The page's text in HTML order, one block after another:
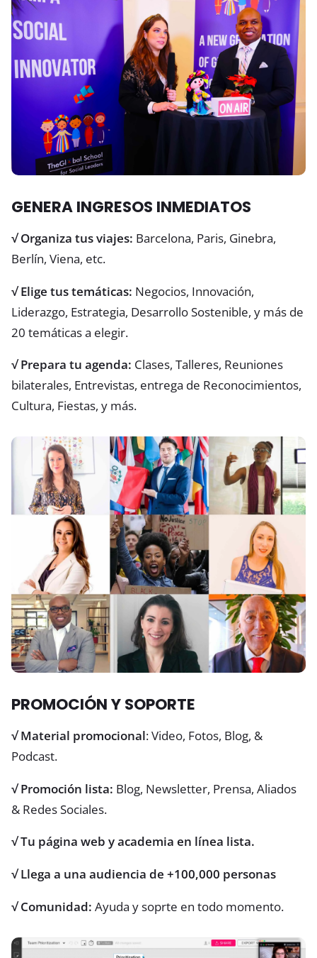
GENERA INGRESOS INMEDIATOS
√ Organiza tus viajes: Barcelona, Paris, Ginebra,
Berlín, Viena, etc.
√ Elige tus temáticas: Negocios, Innovación,
Liderazgo, Estrategia, Desarrollo Sostenible, y más de
20 temáticas a elegir.
√ Prepara tu agenda: Clases, Talleres, Reuniones
bilaterales, Entrevistas, entrega de Reconocimientos,
Cultura, Fiestas, y más.
PROMOCIÓN Y SOPORTE
√ Material promocional: Video, Fotos, Blog, &
Podcast.
√ Promoción lista: Blog, Newsletter, Prensa, Aliados
& Redes Sociales.
√ Tu página web y academia en línea lista.
√Llega a una audiencia de +100,000 personas
√ Comunidad: Ayuda y soprte en todo momento.